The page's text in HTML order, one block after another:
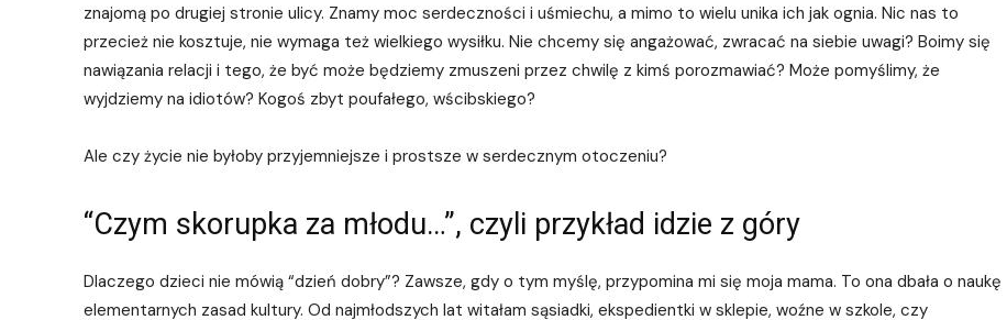
znajomą po drugiej stronie ulicy. Znamy moc serdeczności i uśmiechu, a mimo to wielu unika ich jak ognia. Nic nas to
przecież nie kosztuje, nie wymaga też wielkiego wysiłku. Nie chcemy się angażować, zwracać na siebie uwagi? Boimy się
nawiązania relacji i tego, że być może będziemy zmuszeni przez chwilę z kimś porozmawiać? Może pomyślimy, że
wyjdziemy na idiotów? Kogoś zbyt poufałego, wścibskiego?
Ale czy życie nie byłoby przyjemniejsze i prostsze w serdecznym otoczeniu?
“Czym skorupka za młodu…”, czyli przykład idzie z góry
Dlaczego dzieci nie mówią “dzień dobry”? Zawsze, gdy o tym myślę, przypomina mi się moja mama. To ona dbała o naukę
elementarnych zasad kultury. Od najmłodszych lat witałam sąsiadki, ekspedientki w sklepie, woźne w szkole, czy